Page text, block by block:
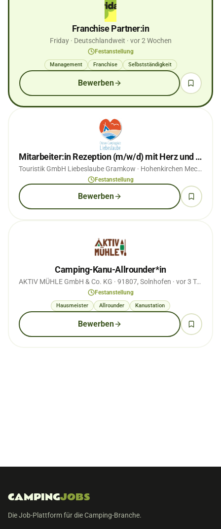
Franchise Partner:in
Friday· Deutschlandweit · vor 2 Wochen
Festanstellung
Management Franchise Selbstständigkeit
Bewerben
Mitarbeiter:in Rezeption (m/w/d) mit Herz und Blick für Menschen in Vollzeit
Touristik GmbH Liebeslaube Gramkow · Hohenkirchen Mecklenburg
Festanstellung
Bewerben
Camping-Kanu-Allrounder*in
AKTIV MÜHLE GmbH & Co. KG · 91807, Solnhofen · vor 3 Tagen
Festanstellung
Hausmeister Allrounder Kanustation
Bewerben
CAMPINGJOBS
Die Job-Plattform für die Camping-Branche.